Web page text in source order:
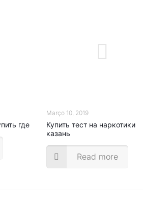
где
Março 10, 2019
Купить тест на наркотики
казань
Read more